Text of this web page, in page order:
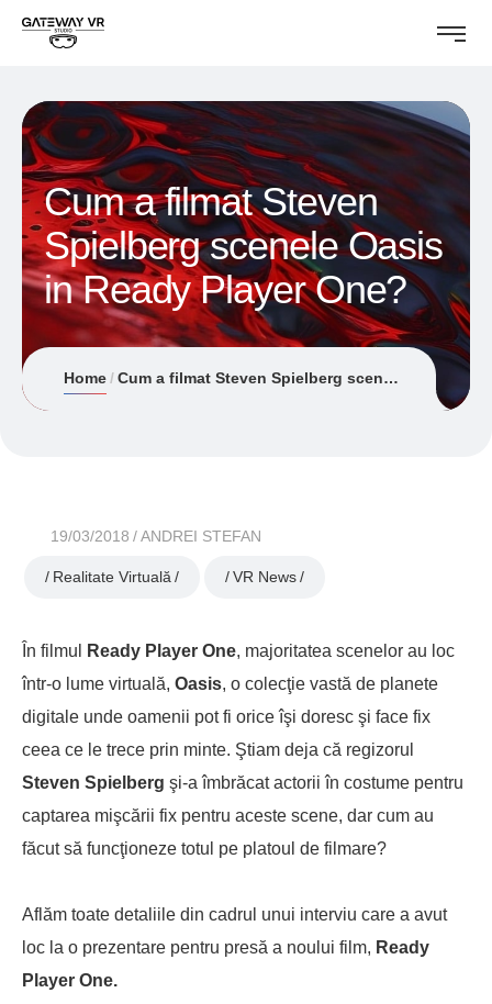
Cum a filmat Steven
Spielberg scenele Oasis
in Ready Player One?
Home Cum a filmat Steven Spielberg scenele Oasis in Ready Player One?
19/03/2018 ANDREI STEFAN
Realitate Virtuală VR News
În filmul Ready Player One, majoritatea scenelor au loc
într-o lume virtuală, Oasis, o colecţie vastă de planete
digitale unde oamenii pot fi orice îşi doresc şi face fix
ceea ce le trece prin minte. Ştiam deja că regizorul
Steven Spielberg şi-a îmbrăcat actorii în costume pentru
captarea mişcării fix pentru aceste scene, dar cum au
făcut să funcţioneze totul pe platoul de filmare?
Aflăm toate detaliile din cadrul unui interviu care a avut
loc la o prezentare pentru presă a noului film, Ready
Player One.